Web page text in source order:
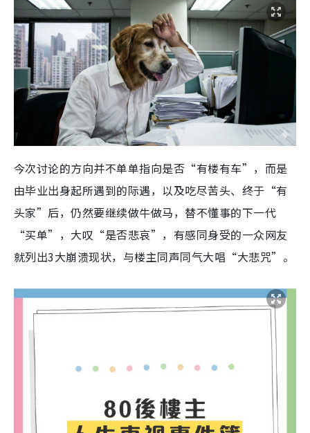
今次讨论的方向并不单单指向是否“有楼有车”，而是
由毕业出身起所遇到的际遇，以及吃尽苦头、终于“有
头家”后，仍然要继续做牛做马，替不懂事的下一代
“买单”，大叹“是否悲哀”，有感同身受的一众网友
就列出3大崩溃现状，与楼主同声同气大唱“大悲咒”。